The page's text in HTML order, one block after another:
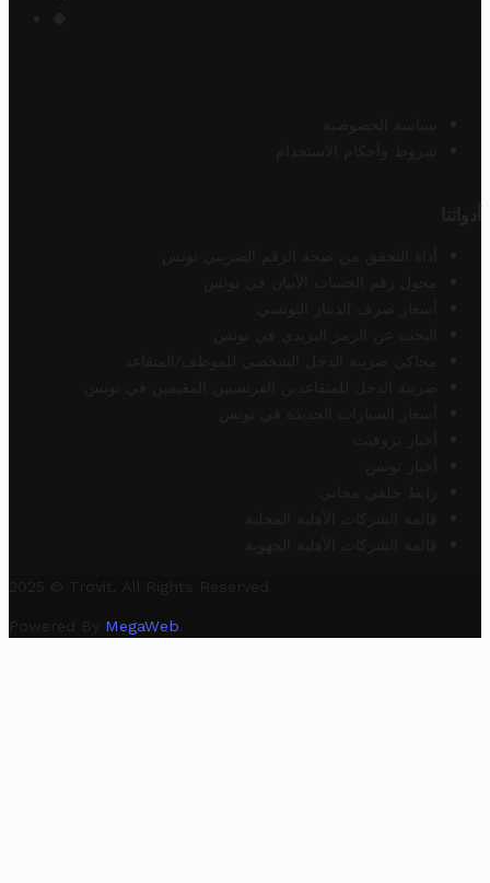
سياسة الخصوصية
شروط وأحكام الاستخدام
أدواتنا
أداة التحقق من صحة الرقم الضريبي تونس
محول رقم الحساب الآيبان في تونس
أسعار صرف الدينار التونسي
البحث عن الرمز البريدي في تونس
محاكي ضريبة الدخل الشخصي للموظف/المتقاعد
ضريبة الدخل للمتقاعدين الفرنسيين المقيمين في تونس
أسعار السيارات الجديدة في تونس
أخبار تروفيت
أخبار تونس
رابط خلفي مجاني
قائمة الشركات الأهلية المحلية
قائمة الشركات الأهلية الجهوية
2025 © Trovit. All Rights Reserved.
Powered By MegaWeb